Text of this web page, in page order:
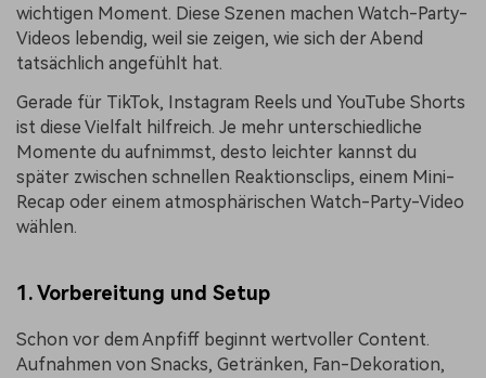
wichtigen Moment. Diese Szenen machen Watch-Party-
Videos lebendig, weil sie zeigen, wie sich der Abend
tatsächlich angefühlt hat.
Gerade für TikTok, Instagram Reels und YouTube Shorts
ist diese Vielfalt hilfreich. Je mehr unterschiedliche
Momente du aufnimmst, desto leichter kannst du
später zwischen schnellen Reaktionsclips, einem Mini-
Recap oder einem atmosphärischen Watch-Party-Video
wählen.
1. Vorbereitung und Setup
Schon vor dem Anpfiff beginnt wertvoller Content.
Aufnahmen von Snacks, Getränken, Fan-Dekoration,